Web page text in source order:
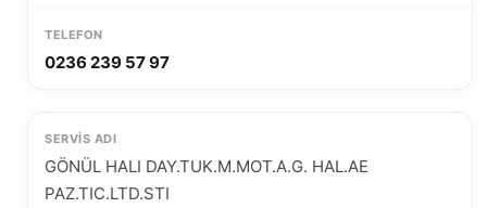
0236 239 57 97
GÖNÜL HALI DAY.TUK.M.MOT.A.G. HAL.AE
PAZ.TIC.LTD.STI